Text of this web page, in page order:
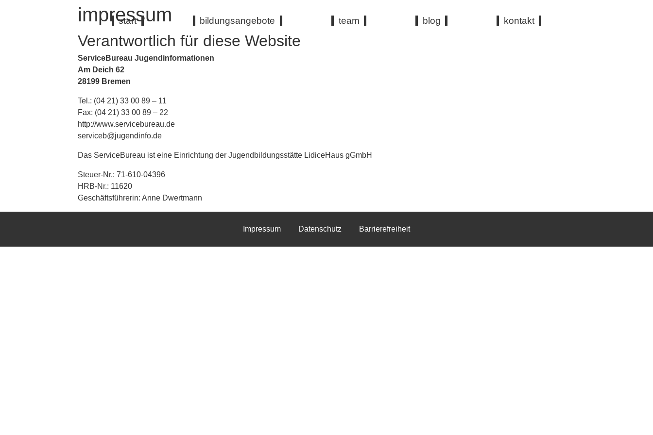
start bildungsangebote team blog kontakt
impressum
Verantwortlich für diese Website
ServiceBureau Jugendinformationen
Am Deich 62
28199 Bremen
Tel.: (04 21) 33 00 89 – 11
Fax: (04 21) 33 00 89 – 22
http://www.servicebureau.de
serviceb@jugendinfo.de
Das ServiceBureau ist eine Einrichtung der Jugendbildungsstätte LidiceHaus gGmbH
Steuer-Nr.: 71-610-04396
HRB-Nr.: 11620
Geschäftsführerin: Anne Dwertmann
Impressum Datenschutz Barrierefreiheit